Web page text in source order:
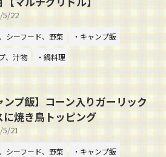
5/22
シーフード、野菜
・キャンプ飯
、汁物
・鍋料理
ンプ飯】コーン入りガーリック
に焼き鳥トッピング
5/21
シーフード、野菜
・キャンプ飯